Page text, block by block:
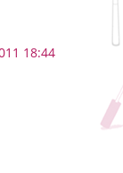
18:44